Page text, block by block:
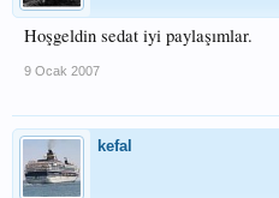
Hoşgeldin sedat iyi paylaşımlar.
9 Ocak 2007
kefal